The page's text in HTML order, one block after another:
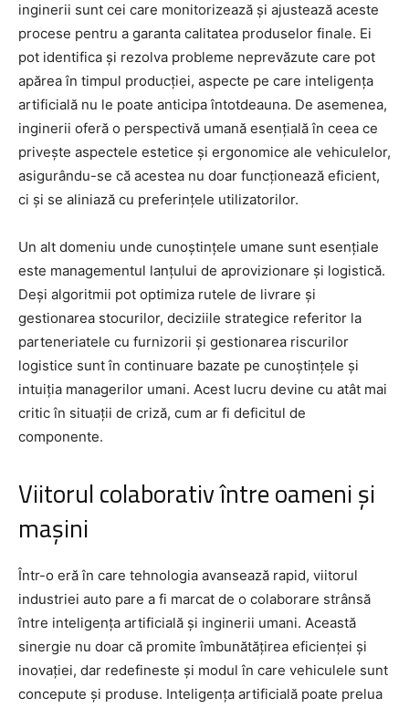
inginerii sunt cei care monitorizează și ajustează aceste
procese pentru a garanta calitatea produselor finale. Ei
pot identifica și rezolva probleme neprevăzute care pot
apărea în timpul producției, aspecte pe care inteligența
artificială nu le poate anticipa întotdeauna. De asemenea,
inginerii oferă o perspectivă umană esențială în ceea ce
privește aspectele estetice și ergonomice ale vehiculelor,
asigurându-se că acestea nu doar funcționează eficient,
ci și se aliniază cu preferințele utilizatorilor.
Un alt domeniu unde cunoștințele umane sunt esențiale
este managementul lanțului de aprovizionare și logistică.
Deși algoritmii pot optimiza rutele de livrare și
gestionarea stocurilor, deciziile strategice referitor la
parteneriatele cu furnizorii și gestionarea riscurilor
logistice sunt în continuare bazate pe cunoștințele și
intuiția managerilor umani. Acest lucru devine cu atât mai
critic în situații de criză, cum ar fi deficitul de
componente.
Viitorul colaborativ între oameni și
mașini
Într-o eră în care tehnologia avansează rapid, viitorul
industriei auto pare a fi marcat de o colaborare strânsă
între inteligența artificială și inginerii umani. Această
sinergie nu doar că promite îmbunătățirea eficienței și
inovației, dar redefineste și modul în care vehiculele sunt
concepute și produse. Inteligența artificială poate prelua